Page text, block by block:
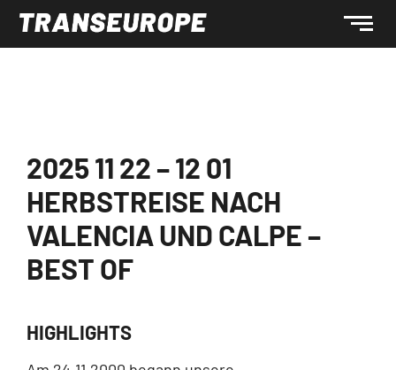
2025 11 22 – 12 01
HERBSTREISE NACH
VALENCIA UND CALPE –
BEST OF
HIGHLIGHTS